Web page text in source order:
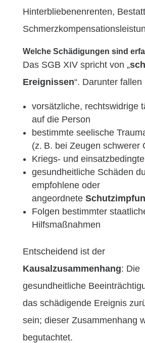
Hinterbliebenenrenten,
Welche Schädigungen sind
Das SGB XIV spricht von „
Ereignissen“. Darunter fallen
vorsätzliche, rechtswidrige
auf die Person
bestimmte seelische
(z. B. bei Zeugen schwerer
Kriegs- und
gesundheitliche Schäden
empfohlene oder
angeordnete
Folgen bestimmter
Hilfsmaßnahmen
Entscheidend ist der
Kausalzusammenhang: Die
gesundheitliche
das schädigende Ereignis
sein; dieser Zusammenhang
begutachtet.